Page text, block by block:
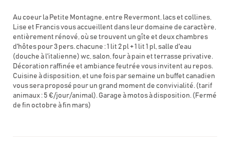
Au coeur la Petite Montagne, entre Revermont, lacs et collines,
Lise et Francis vous accueillent dans leur domaine de caractère,
entièrement rénové, où se trouvent un gîte et deux chambres
d'hôtes pour 3 pers. chacune : 1 lit 2 pl + 1 lit 1 pl, salle d'eau
(douche à l'italienne) wc, salon, four à pain et terrasse privative.
Décoration raffinée et ambiance feutrée vous invitent au repos.
Cuisine à disposition, et une fois par semaine un buffet canadien
vous sera proposé pour un grand moment de convivialité. (tarif
animaux : 5 €/jour/animal). Garage à motos à disposition. (Fermé
de fin octobre à fin mars)